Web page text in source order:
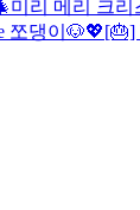
미리 메리 크
쪼댕이🐶💖[🎂]